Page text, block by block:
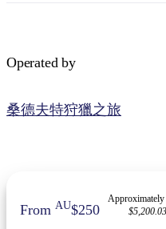
Operated by
桑德夫特狩獵之旅
FromAU$250
$5,200.03